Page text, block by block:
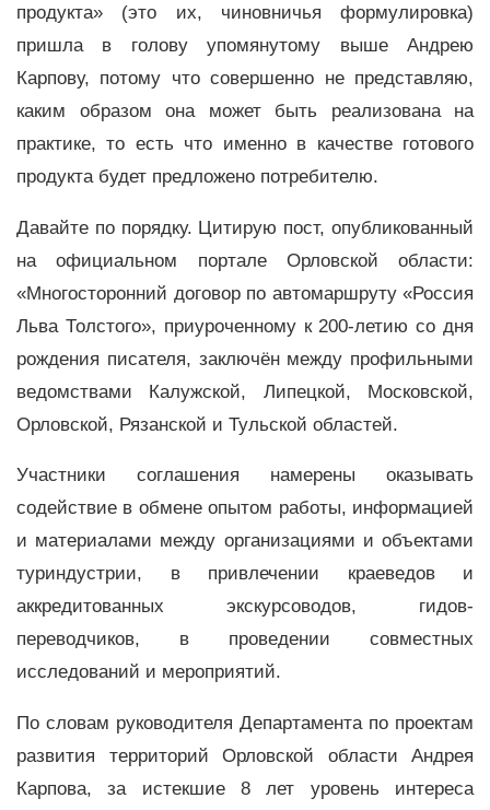
продукта» (это их, чиновничья формулировка)
пришла в голову упомянутому выше Андрею
Карпову, потому что совершенно не представляю,
каким образом она может быть реализована на
практике, то есть что именно в качестве готового
продукта будет предложено потребителю.
Давайте по порядку. Цитирую пост, опубликованный
на официальном портале Орловской области:
«Многосторонний договор по автомаршруту «Россия
Льва Толстого», приуроченному к 200-летию со дня
рождения писателя, заключён между профильными
ведомствами Калужской, Липецкой, Московской,
Орловской, Рязанской и Тульской областей.
Участники соглашения намерены оказывать
содействие в обмене опытом работы, информацией
и материалами между организациями и объектами
туриндустрии, в привлечении краеведов и
аккредитованных экскурсоводов, гидов-
переводчиков, в проведении совместных
исследований и мероприятий.
По словам руководителя Департамента по проектам
развития территорий Орловской области Андрея
Карпова, за истекшие 8 лет уровень интереса